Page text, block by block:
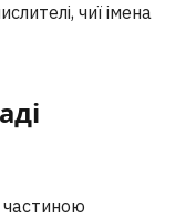
чиї імена
частиною